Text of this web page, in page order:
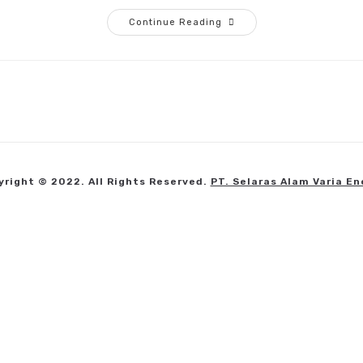
Continue Reading
© 2022. All Rights Reserved. PT. Selaras Alam Varia